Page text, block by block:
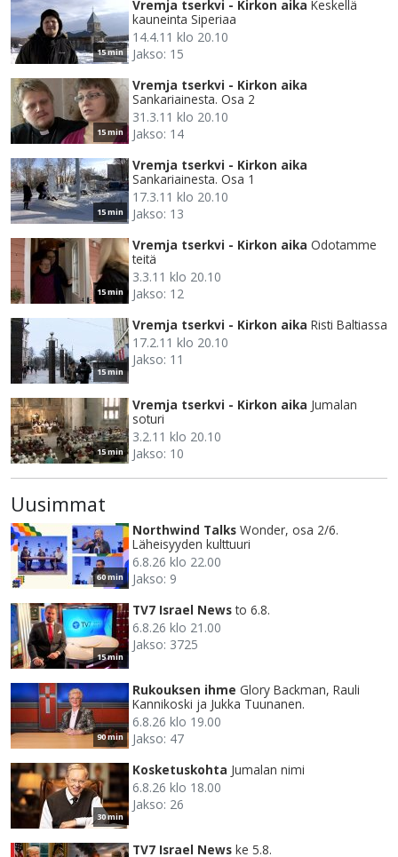
15 min
Vremja tserkvi - Kirkon aika Keskellä
kauneinta Siperiaa
14.4.11 klo 20.10
Jakso: 15
15 min
Vremja tserkvi - Kirkon aika
Sankariainesta. Osa 2
31.3.11 klo 20.10
Jakso: 14
15 min
Vremja tserkvi - Kirkon aika
Sankariainesta. Osa 1
17.3.11 klo 20.10
Jakso: 13
15 min
Vremja tserkvi - Kirkon aika Odotamme
teitä
3.3.11 klo 20.10
Jakso: 12
15 min
Vremja tserkvi - Kirkon aika Risti Baltiassa
17.2.11 klo 20.10
Jakso: 11
15 min
Vremja tserkvi - Kirkon aika Jumalan
soturi
3.2.11 klo 20.10
Jakso: 10
Uusimmat
60 min
Northwind Talks Wonder, osa 2/6.
Läheisyyden kulttuuri
6.8.26 klo 22.00
Jakso: 9
15 min
TV7 Israel News to 6.8.
6.8.26 klo 21.00
Jakso: 3725
90 min
Rukouksen ihme Glory Backman, Rauli
Kannikoski ja Jukka Tuunanen.
6.8.26 klo 19.00
Jakso: 47
30 min
Kosketuskohta Jumalan nimi
6.8.26 klo 18.00
Jakso: 26
TV7 Israel News ke 5.8.